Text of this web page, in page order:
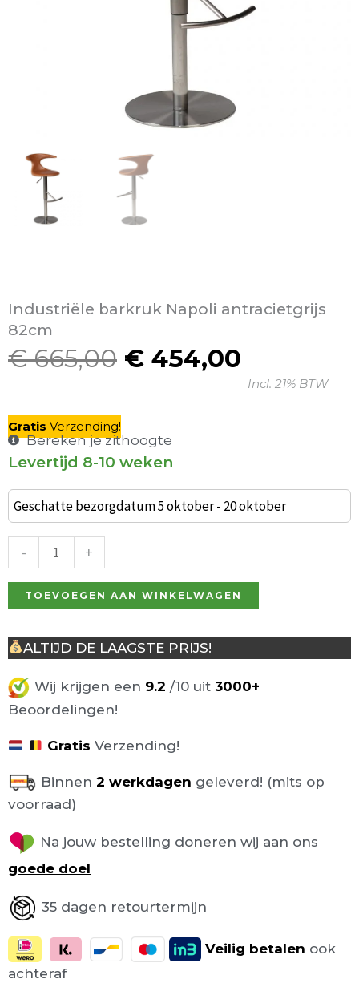
Industriële barkruk Napoli antracietgrijs
82cm
€665,00
Oorspronkelijke
€ 665,00.
€ 454,00
Huidige
prijs
Incl. 21% BTW
Gratis Verzending!
Bereken je zithoogte
Levertijd 8-10 weken
Geschatte bezorgdatum 5 oktober - 20 oktober
-
barkruk
cognac
aantal
+
TOEVOEGEN AAN WINKELWAGEN
ALTIJD DE LAAGSTE PRIJS!
Wij krijgen een 9.2 /10 uit 3000+
Beoordelingen!
Gratis Verzending!
Binnen 2 werkdagen geleverd! (mits op
voorraad)
Na jouw bestelling doneren wij aan ons
goede doel
35 dagen retourtermijn
Veilig betalen ook
achteraf